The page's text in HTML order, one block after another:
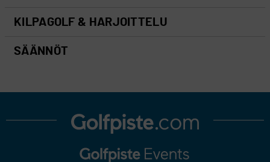
KILPAGOLF & HARJOITTELU
SÄÄNNÖT